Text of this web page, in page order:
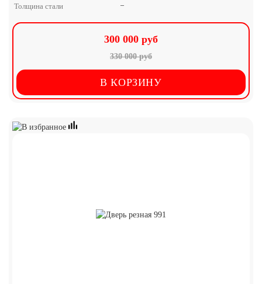
Толщина стали –
300 000 руб
330 000 руб
В КОРЗИНУ